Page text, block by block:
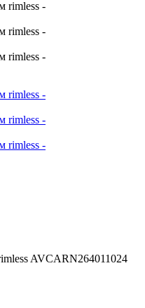
AVCARN264011024